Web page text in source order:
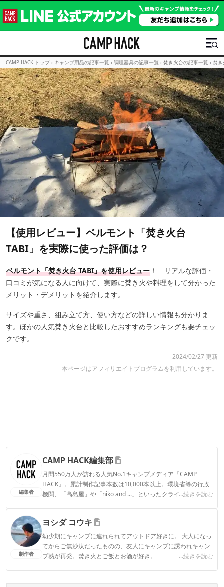
CAMP HACK トップ › キャンプ用品の記事一覧 › 調理器具の記事一覧 › 焚き火台の記事一覧 › 焚
【使用レビュー】ベルモント「焚き火台
TABI」を実際に使った評価は？
ベルモント「焚き火台 TABI」を使用レビュー ！ リアルな評価・
口コミが気になる人に向けて、実際に焚き火や料理をして分かった
メリット・デメリットを紹介します。
サイズや重さ、組み立て方、使い方などの詳しい情報も分かりま
す。ほかの人気焚き火台と比較したおすすめランキングも要チェッ
クです。
2024/02/27 更新
本ページはアフィリエイトプログラムを利用しています。
編集者
CAMP HACK編集部
月間550万人が訪れる人気No.1キャンプメディア『CAMP
HACK』。累計制作記事本数は10,000本以上。環境省等の行政
機関、「髙島屋」や「niko and ...」といったクライアントとの
...続きを読む
CAMP HACK編集部のプロフィール
制作者
ヨシダ コウキ
幼少期にキャンプに連れられてアウトドア好きに。 大人になっ
てからご無沙汰だったものの、友人にキャンプに誘われキャン
プ熱が再発。焚き火とご飯とお酒が好き。
...続きを読む
ヨシダ コウキのプロフィール